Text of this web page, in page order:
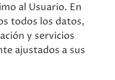
al Usuario. En
todos los datos,
y servicios
ajustados a sus